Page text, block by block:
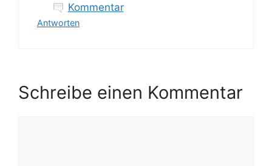
Kommentar
Antworten
Schreibe einen Kommentar